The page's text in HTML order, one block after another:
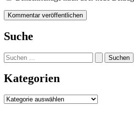
Suche
Suchen
nach:
Kategorien
Kategorien